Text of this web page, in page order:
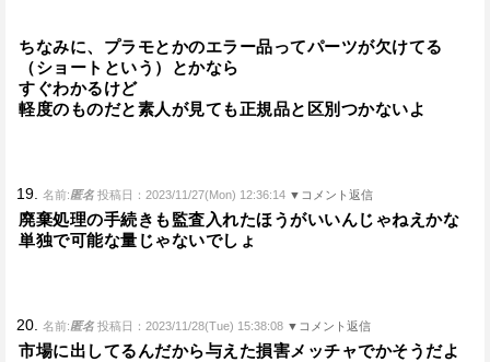
ちなみに、プラモとかのエラー品ってパーツが欠けてる
（ショートという）とかなら
すぐわかるけど
軽度のものだと素人が見ても正規品と区別つかないよ
19. 名前:匿名 投稿日：2023/11/27(Mon) 12:36:14 ▼コメント返信
廃棄処理の手続きも監査入れたほうがいいんじゃねえかな
単独で可能な量じゃないでしょ
20. 名前:匿名 投稿日：2023/11/28(Tue) 15:38:08 ▼コメント返信
市場に出してるんだから与えた損害メッチャでかそうだよ